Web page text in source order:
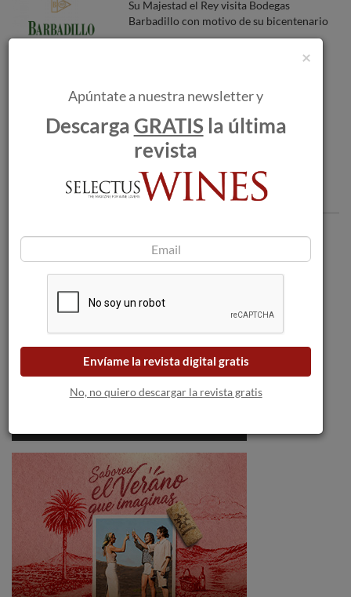
Su Majestad el Rey visita Bodegas
Barbadillo con motivo de su bicentenario
Arranca la vendimia 2021
Comentarios
×
Apúntate a nuestra newsletter y
DescargaGRATIS la última
revista
Envíame la revista digital gratis
No, no quiero descargar la revista gratis